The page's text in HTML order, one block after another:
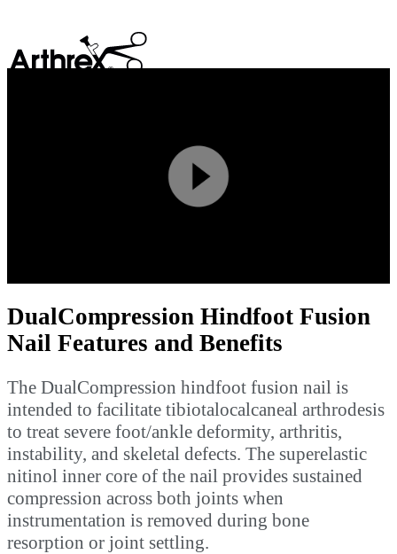
Play
Video
DualCompression Hindfoot Fusion
Nail Features and Benefits
The DualCompression hindfoot fusion nail is
intended to facilitate tibiotalocalcaneal arthrodesis
to treat severe foot/ankle deformity, arthritis,
instability, and skeletal defects. The superelastic
nitinol inner core of the nail provides sustained
compression across both joints when
instrumentation is removed during bone
resorption or joint settling.